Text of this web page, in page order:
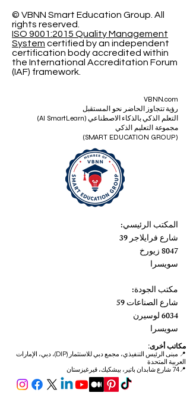
© VBNN Smart Education Group. All
rights reserved.
ISO 9001:2015 Quality Management
System certified by an independent
certification body accredited within
the International Accreditation Forum
(IAF) framework.
VBNN.com
رؤية تتجاوز الحاضر نحو المستقبل
التعلم الذكي بالذكاء الاصطناعي (AI SmartLearn)
مجموعة التعليم الذكي
(SMART EDUCATION GROUP)
المكتب الرئيسي:
شارع فرايلاجر 39
8047 زيورخ
سويسرا
مكتب الجودة:
شارع الصناعات 59
6034 لوسيرن
سويسرا
مكاتب أخرى:
📍
مبنى الرئيس التنفيذي، مجمع دبي للاستثمار (DIP)، دبي، الإمارات
العربية المتحدة
📍74 شارع شابدان باتير، بيشكيك، قيرغيزستان